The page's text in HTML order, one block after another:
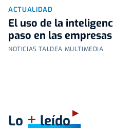
ACTUALIDAD
El uso de la
paso en las
NOTICIAS TALDEA MULTIMEDIA
Lo +leído